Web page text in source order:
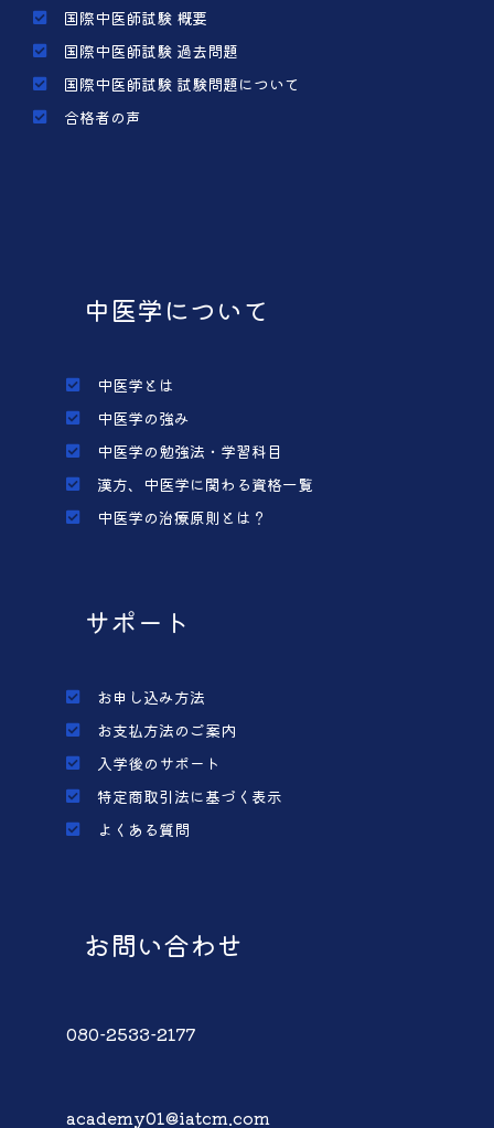
国際中医師試験 概要
国際中医師試験 過去問題
国際中医師試験 試験問題について
合格者の声
中医学について
中医学とは
中医学の強み
中医学の勉強法・学習科目
漢方、中医学に関わる資格一覧
中医学の治療原則とは？
サポート
お申し込み方法
お支払方法のご案内
入学後のサポート
特定商取引法に基づく表示
よくある質問
お問い合わせ
080-2533-2177
academy01@iatcm.com